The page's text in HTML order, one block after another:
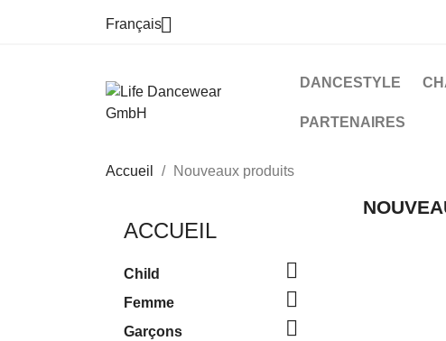
Français
DANCESTYLE
PARTENAIRES
Accueil Nouveaux produits
ACCUEIL
Child 
Femme 
Garçons 